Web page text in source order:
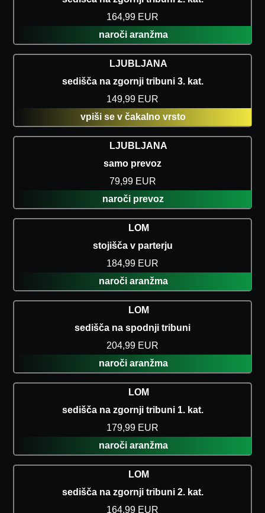
164,99 EUR
naroči aranžma
LJUBLJANA
sedišča na zgornji tribuni 3. kat.
149,99 EUR
vpiši se v čakalno vrsto
LJUBLJANA
samo prevoz
79,99 EUR
naroči prevoz
LOM
stojišča v parterju
184,99 EUR
naroči aranžma
LOM
sedišča na spodnji tribuni
204,99 EUR
naroči aranžma
LOM
sedišča na zgornji tribuni 1. kat.
179,99 EUR
naroči aranžma
LOM
sedišča na zgornji tribuni 2. kat.
164,99 EUR